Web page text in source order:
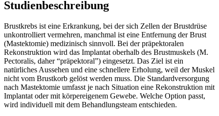
Studienbeschreibung
Brustkrebs ist eine Erkrankung, bei der sich Zellen der Brustdrüse
unkontrolliert vermehren, manchmal ist eine Entfernung der Brust
(Mastektomie) medizinisch sinnvoll. Bei der präpektoralen
Rekonstruktion wird das Implantat oberhalb des Brustmuskels (M.
Pectoralis, daher “präpektoral”) eingesetzt. Das Ziel ist ein
natürliches Aussehen und eine schnellere Erholung, weil der Muskel
nicht vom Brustkorb gelöst werden muss. Die Standardversorgung
nach Mastektomie umfasst je nach Situation eine Rekonstruktion mit
Implantat oder mit körpereigenem Gewebe. Welche Option passt,
wird individuell mit dem Behandlungsteam entschieden.